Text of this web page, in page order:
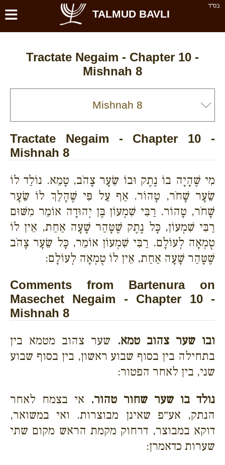
בס''ד ≡ TALMUD BAVLI
Tractate Negaim - Chapter 10 -
Mishnah 8
Tractate Negaim - Chapter 10 -
Mishnah 8
מִי שֶׁהָיָה בוֹ נֶתֶק וּבוֹ שֵׂעָר צָהֹב, טָמֵא. נוֹלַד לוֹ
שֵׂעָר שָׁחֹר, טָהוֹר. אַף עַל פִּי שֶׁהָלַךְ לוֹ שֵׂעָר
שָׁחֹר, טָהוֹר. רַבִּי שִׁמְעוֹן בֶּן יְהוּדָה אוֹמֵר מִשּׁוּם
רַבִּי שִׁמְעוֹן, כָּל נֶתֶק שֶׁטָּהַר שָׁעָה אַחַת, אֵין לוֹ
טֻמְאָה לְעוֹלָם. רַבִּי שִׁמְעוֹן אוֹמֵר, כָּל שֵׂעָר צָהֹב
שֶׁטָּהַר שָׁעָה אַחַת, אֵין לוֹ טֻמְאָה לְעוֹלָם:
Comments from Bartenura on
Masechet Negaim - Chapter 10 -
Mishnah 8
ובו שער צהוב טמא. שער צהוב מטמא בין
בתחילה בין בסוף שבוע ראשון, בין בסוף שבוע
שני, בין לאחר הפטור:
נולד בו שער שחור טהור. אי בצמח לאחר
הנתק, אע״פ שאינן מבוצרות. ואי במשואר,
דוקא במבוצר, דרחוק מקמת הראש מקום שתי
שערות כדאמרן: